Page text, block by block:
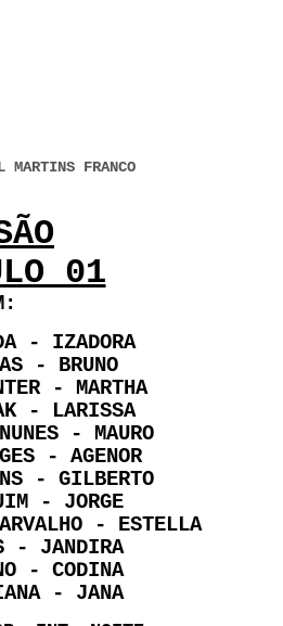
MARTINS FRANCO
01
- IZADORA
- BRUNO
- MARTHA
- LARISSA
- MAURO
- AGENOR
- GILBERTO
- JORGE
- ESTELLA
- JANDIRA
- CODINA
- JANA